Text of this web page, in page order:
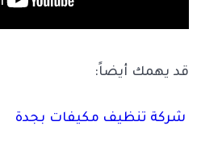
قد يهمك أيضاً:
شركة تنظيف مكيفات بجدة